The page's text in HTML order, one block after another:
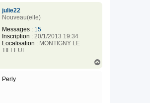
julie22
Nouveau(elle)
Messages : 15
Inscription : 20/1/2013 19:34
Localisation : MONTIGNY LE
TILLEUL
Perly